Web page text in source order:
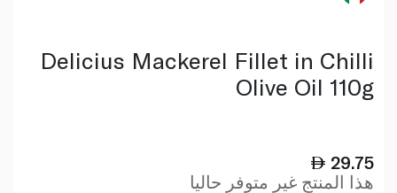
Delicius Mackerel Fillet in Chilli
Olive Oil 110g
29.75
هذا المنتج غير متوفر حاليا